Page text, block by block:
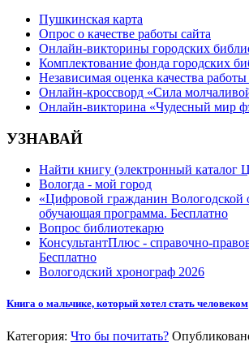
Пушкинская карта
Опрос о качестве работы сайта
Онлайн-викторины городских
Комплектование фонда городских
Независимая оценка качества
Онлайн-кроссворд «Сила
Онлайн-викторина «Чудесный мир
УЗНАВАЙ
Найти книгу (электронный каталог
Вологда - мой город
«Цифровой гражданин Вологодской
обучающая программа. Бесплатно
Вопрос библиотекарю
КонсультантПлюс - справочно-
Бесплатно
Вологодский хронограф 2026
Книга о мальчике, который хотел стать человеком
Категория: Что бы почитать?